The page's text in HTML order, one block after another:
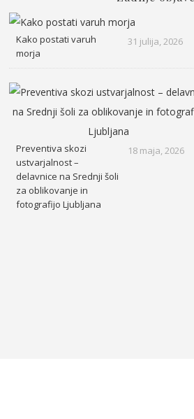
Kako postati varuh
morja
31 julija, 2026
Preventiva skozi
ustvarjalnost –
delavnice na Srednji šoli
za oblikovanje in
fotografijo Ljubljana
18 maja, 2026